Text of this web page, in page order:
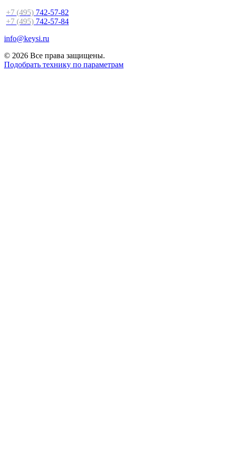
+7 (495) 742-57-82
+7 (495) 742-57-84
info@keysi.ru
© 2026 Все права защищены.
Подобрать технику по параметрам